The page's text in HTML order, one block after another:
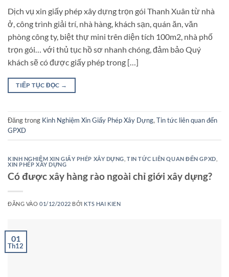
Dịch vụ xin giấy phép xây dựng trọn gói Thanh Xuân từ nhà
ở, công trình giải trí, nhà hàng, khách sạn, quán ăn, văn
phòng công ty, biệt thự mini trên diện tích 100m2, nhà phố
trọn gói… với thủ tục hồ sơ nhanh chóng, đảm bảo Quý
khách sẽ có được giấy phép trong […]
TIẾP TỤC ĐỌC →
Đăng trong Kinh Nghiệm Xin Giấy Phép Xây Dựng,Tin tức liên quan đến
GPXD
KINH NGHIỆM XIN GIẤY PHÉP XÂY DỰNG ,TIN TỨC LIÊN QUAN ĐẾN GPXD
XIN PHÉP XÂY DỰNG
Có được xây hàng rào ngoài chỉ giới xây dựng?
ĐĂNG VÀO01/12/2022 BỞI KTS HAI KIEN
01
Th12